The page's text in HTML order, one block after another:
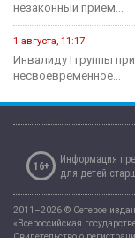
незаконный прием...
1 августа, 11:17
Инвалиду I группы
несвоевременное...
16+
Информация
для детей
2011–2026 © Сетевое
«Всероссийская